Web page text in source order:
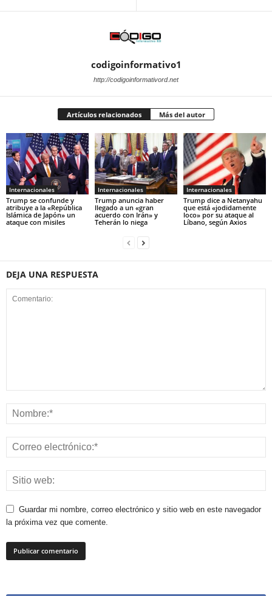
codigoinformativo1
http://codigoinformativord.net
Artículos relacionados Más del autor
Internacionales
Trump se confunde y
atribuye a la «República
Islámica de Japón» un
ataque con misiles
Internacionales
Trump anuncia haber
llegado a un «gran
acuerdo con Irán» y
Teherán lo niega
Internacionales
Trump dice a Netanyahu
que está «jodidamente
loco» por su ataque al
Líbano, según Axios
DEJA UNA RESPUESTA
Guardar mi nombre, correo electrónico y sitio web en este navegador
la próxima vez que comente.